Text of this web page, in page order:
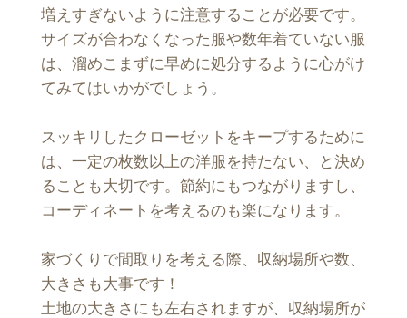
増えすぎないように注意することが必要です。
サイズが合わなくなった服や数年着ていない服
は、溜めこまずに早めに処分するように心がけ
てみてはいかがでしょう。
スッキリしたクローゼットをキープするために
は、一定の枚数以上の洋服を持たない、と決め
ることも大切です。節約にもつながりますし、
コーディネートを考えるのも楽になります。
家づくりで間取りを考える際、収納場所や数、
大きさも大事です！
土地の大きさにも左右されますが、収納場所が